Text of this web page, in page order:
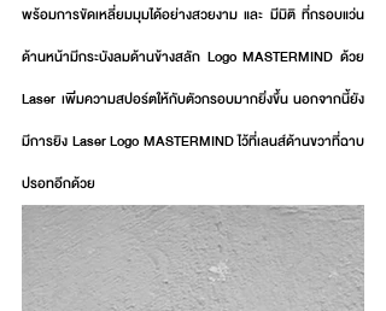
พร้อมการขัดเหลี่ยมมุมได้อย่างสวยงาม และ มีมิติ ที่กรอบแว่น
ด้านหน้ามีกระบังลมด้านข้างสลัก Logo MASTERMIND ด้วย
Laser เพิ่มความสปอร์ตให้กับตัวกรอบมากยิ่งขึ้น นอกจากนี้ยัง
มีการยิง Laser Logo MASTERMIND ไว้ที่เลนส์ด้านขวาที่ฉาบ
ปรอทอีกด้วย